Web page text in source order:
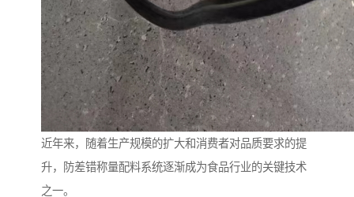
近年来，随着生产规模的扩大和消费者对品质要求的提
升，防差错称量配料系统逐渐成为食品行业的关键技术
之一。